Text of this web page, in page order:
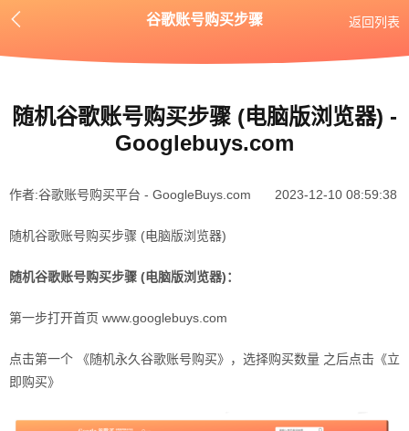
谷歌账号购买步骤 返回列表
随机谷歌账号购买步骤 (电脑版浏览器) -
Googlebuys.com
作者:谷歌账号购买平台 - GoogleBuys.com​ 2023-12-10 08:59:38
随机谷歌账号购买步骤 (电脑版浏览器)
随机谷歌账号购买步骤 (电脑版浏览器)：
第一步打开首页 www.googlebuys.com
点击第一个 《随机永久谷歌账号购买》，选择购买数量 之后点击《立
即购买》